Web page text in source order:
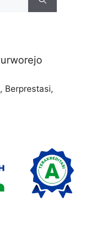
Berprestasi,